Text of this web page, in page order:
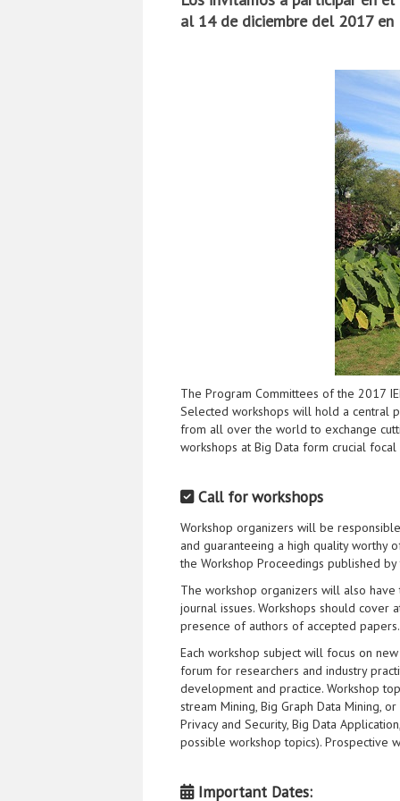
al 14 de diciembre del 2017 en
The Program Committees of the 2017
Selected workshops will hold a central
from all over the world to exchange
workshops at Big Data form crucial
Call for workshops
Workshop organizers will be
and guaranteeing a high quality worthy
the Workshop Proceedings published
The workshop organizers will also
journal issues. Workshops should
presence of authors of accepted papers.
Each workshop subject will focus on
forum for researchers and industry
development and practice. Workshop
stream Mining, Big Graph Data Mining,
Privacy and Security, Big Data
possible workshop topics). Prospective
Important Dates: